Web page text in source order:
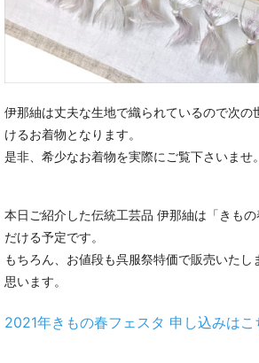
伊那紬は丈夫な生地で織られているので次の
けるお着物となります。
是非、希少なお着物を実際にご覧下さいませ。
本日ご紹介した伝統工芸品 伊那紬は「きも
だける予定です。
もちろん、お値段も呉服祭特価で販売いたし
思います。
2021年きもの春フェスタ 申し込みはこ